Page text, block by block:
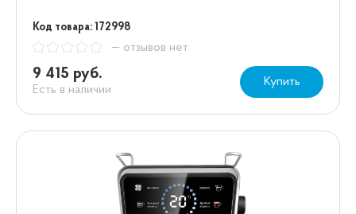
Код товара: 172998
— отзывов нет
9 415 руб.
Есть в наличии
Купить